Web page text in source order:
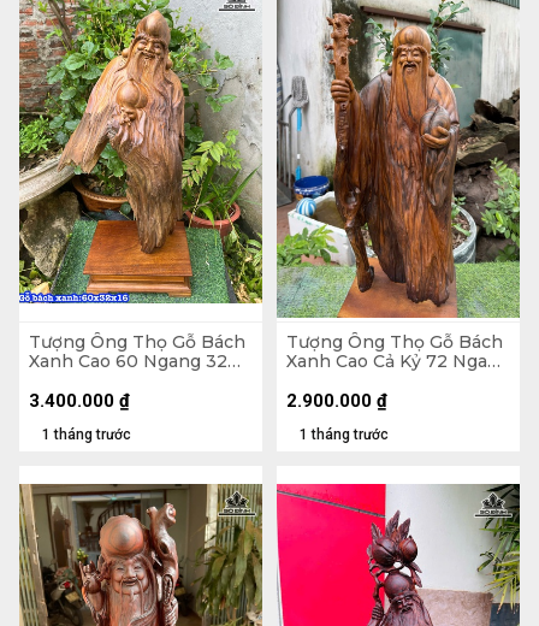
Tượng Ông Thọ Gỗ Bách
Xanh Cao 60 Ngang 32
1 tháng trước
3.400.000 ₫
Tượng Ông Thọ Gỗ Bách
Xanh Cao Cả Kỷ 72 Ngang
1 tháng trước
2.900.000 ₫